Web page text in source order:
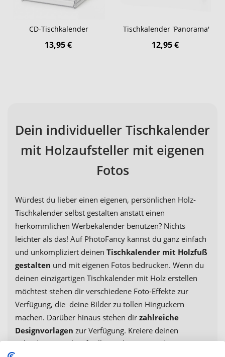
CD-Tischkalender
13,95 €
Tischkalender 'Panorama'
12,95 €
Dein individueller Tischkalender
mit Holzaufsteller mit eigenen
Fotos
Würdest du lieber einen eigenen, persönlichen Holz-
Tischkalender selbst gestalten anstatt einen
herkömmlichen Werbekalender benutzen? Nichts
leichter als das! Auf PhotoFancy kannst du ganz einfach
und unkompliziert deinen Tischkalender mit Holzfuß
gestalten und mit eigenen Fotos bedrucken. Wenn du
deinen einzigartigen Tischkalender mit Holz erstellen
möchtest stehen dir verschiedene Foto-Effekte zur
Verfügung, die deine Bilder zu tollen Hinguckern
machen. Darüber hinaus stehen dir zahlreiche
Designvorlagen zur Verfügung. Kreiere deinen
Kalender mit Holzaufsteller und mit Fotos deiner